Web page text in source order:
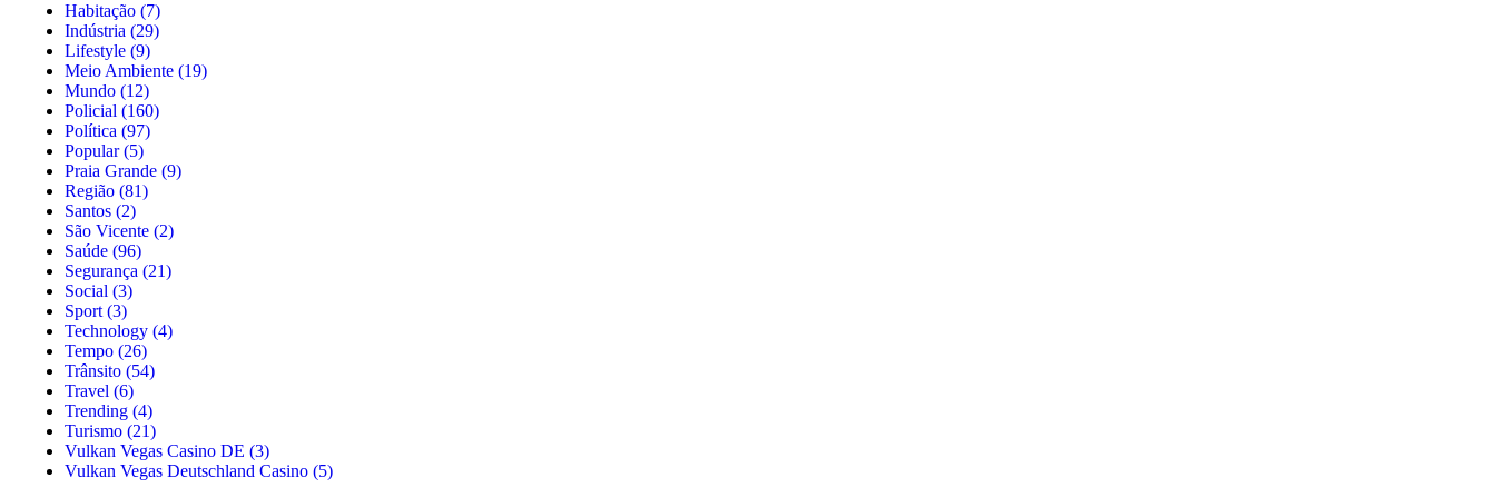
Habitação (7)
Indústria (29)
Lifestyle (9)
Meio Ambiente (19)
Mundo (12)
Policial (160)
Política (97)
Popular(5)
Praia Grande (9)
Região (81)
Santos (2)
São Vicente (2)
Saúde (96)
Segurança (21)
Social (3)
Sport (3)
Technology (4)
Tempo (26)
Trânsito (54)
Travel (6)
Trending (4)
Turismo (21)
Vulkan Vegas Casino DE (3)
Vulkan Vegas Deutschland Casino (5)